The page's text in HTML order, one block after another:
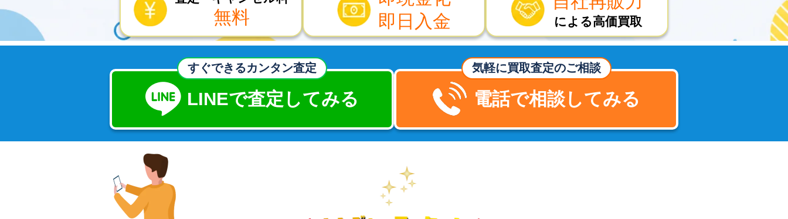
無料
即日入金
による高価買取
すぐできるカンタン査定
LINEで査定してみる
気軽に買取査定のご相談
電話で相談してみる